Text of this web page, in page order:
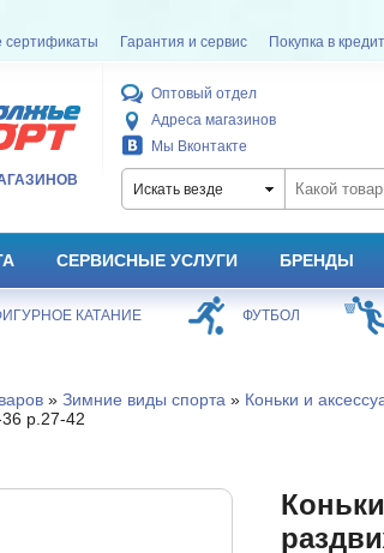
сертификаты Гарантия и сервис Покупка в кредит
Оптовый отдел
Адреса магазинов
Мы Вконтакте
Искать везде
СЕРВИСНЫЕ УСЛУГИ БРЕНДЫ
КАТАНИЕ ФУТБОЛ
» Зимние виды спорта » Коньки и
р.27-42